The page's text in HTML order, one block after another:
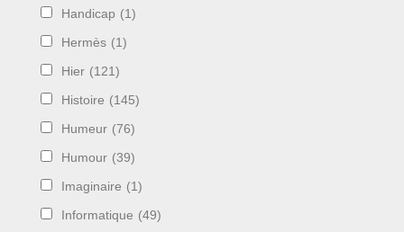
Handicap (1)
Hermès (1)
Hier (121)
Histoire (145)
Humeur (76)
Humour (39)
Imaginaire (1)
Informatique (49)